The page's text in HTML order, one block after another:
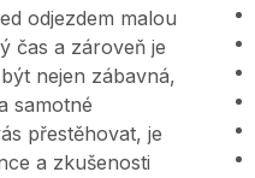
odjezdem malou
čas a zároveň je
nejen zábavná,
samotné
přestěhovat, je
a zkušenosti